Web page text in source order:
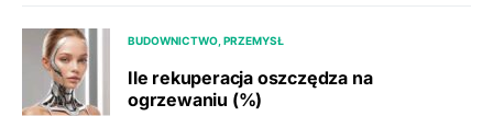
BUDOWNICTWO, PRZEMYSŁ
Ile rekuperacja oszczędza na
ogrzewaniu (%)